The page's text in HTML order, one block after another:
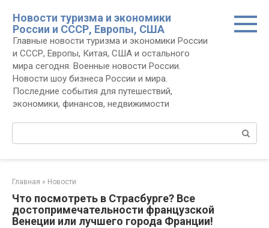
контенту
Новости туризма и экономики
России и СССР, Европы, США
Главные новости туризма и экономики России
и СССР, Европы, Китая, США и остального
мира сегодня. Военные новости России.
Новости шоу бизнеса России и мира.
Последние события для путешествий,
экономики, финансов, недвижимости
Поиск:
Главная » Новости
Что посмотреть в Страсбурге? Все
достопримечательности французской
Венеции или лучшего города Франции!